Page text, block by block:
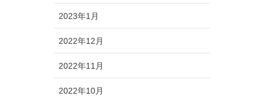
2023年1月
2022年12月
2022年11月
2022年10月